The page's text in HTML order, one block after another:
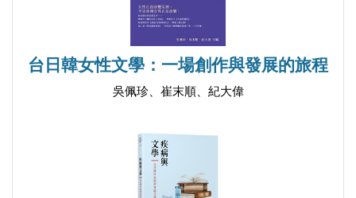
台日韓女性文學：一場創作與發展的旅程
吳佩珍、崔末順、紀大偉